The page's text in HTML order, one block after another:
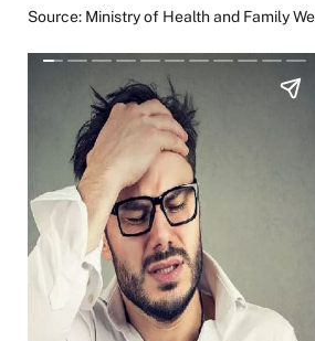
Source: Ministry of Health and Family